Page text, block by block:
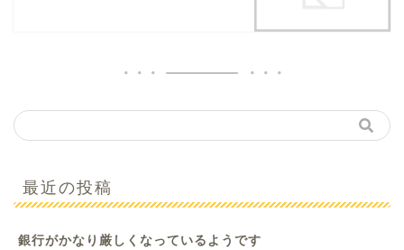
最近の投稿
銀行がかなり厳しくなっているようです